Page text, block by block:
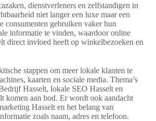
dienstverleners en zelfstandigen in
niet langer een luxe maar een
consumenten gebruiken vaker hun
informatie te vinden, waardoor online
direct invloed heeft op winkelbezoeken en
stappen om meer lokale klanten te
kaarten en sociale media. Thema’s
Hasselt, lokale SEO Hasselt en
komen aan bod. Er wordt ook aandacht
Hasselt en het belang van
zoals naam, adres en telefoon.